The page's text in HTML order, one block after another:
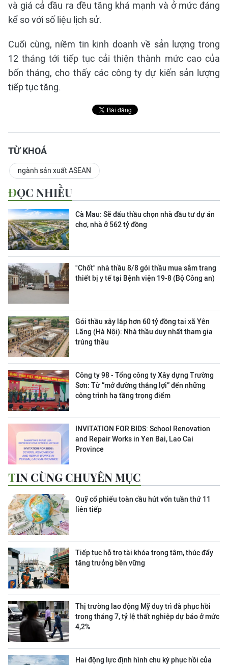
và giá cả đầu ra đều tăng khá mạnh và ở mức đáng
kể so với số liệu lịch sử.
Cuối cùng, niềm tin kinh doanh về sản lượng trong
12 tháng tới tiếp tục cải thiện thành mức cao của
bốn tháng, cho thấy các công ty dự kiến sản lượng
tiếp tục tăng.
TỪ KHOÁ
ngành sản xuất ASEAN
ĐỌC NHIỀU
Cà Mau: Sẽ đấu thầu chọn nhà đầu tư dự án
chợ, nhà ở 562 tỷ đồng
"Chốt" nhà thầu 8/8 gói thầu mua sắm trang
thiết bị y tế tại Bệnh viện 19-8 (Bộ Công an)
Gói thầu xây lắp hơn 60 tỷ đồng tại xã Yên
Lãng (Hà Nội): Nhà thầu duy nhất tham gia
trúng thầu
Công ty 98 - Tổng công ty Xây dựng Trường
Sơn: Từ “mở đường thắng lợi” đến những
công trình hạ tầng trọng điểm
INVITATION FOR BIDS: School Renovation
and Repair Works in Yen Bai, Lao Cai
Province
TIN CÙNG CHUYÊN MỤC
Quỹ cổ phiếu toàn cầu hút vốn tuần thứ 11
liên tiếp
Tiếp tục hỗ trợ tài khóa trọng tâm, thúc đẩy
tăng trưởng bền vững
Thị trường lao động Mỹ duy trì đà phục hồi
trong tháng 7, tỷ lệ thất nghiệp dự báo ở mức
4,2%
Hai động lực định hình chu kỳ phục hồi của